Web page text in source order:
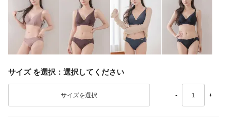
サイズ 選択してください
- +